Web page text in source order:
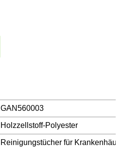
GAN560003
Holzzellstoff-Polyester
Reinigungstücher für